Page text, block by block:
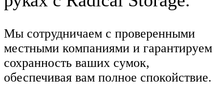
Мы сотрудничаем с проверенными
местными компаниями и гарантируем
сохранность ваших сумок,
обеспечивая вам полное спокойствие.